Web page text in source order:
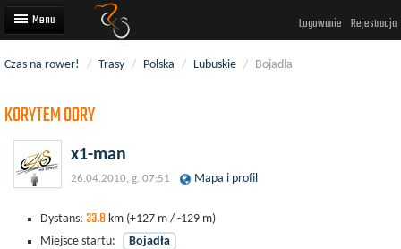
Logowanie Rejestracja
Trasy rowerowe
Wyścigi rowerowe
Użytkownicy
Dodaj
Czas na rower! / Trasy / Polska / Lubuskie / Bojadła
KORYTEM ODRY
x1-man
26.04.2010, g. 07:51 Mapa i profil
Dystans: 33.8 km (+127 m / -129 m)
Miejsce startu:
Bojadła